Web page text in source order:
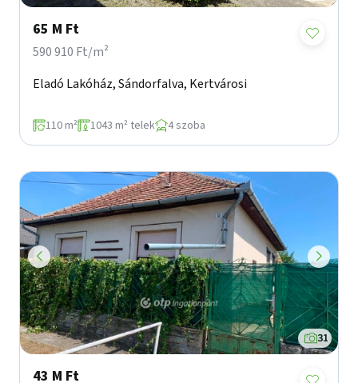
65 M Ft
590 910 Ft/m²
Eladó Lakóház, Sándorfalva, Kertvárosi
110 m² 1043 m² telek 4 szoba
31
43 M Ft